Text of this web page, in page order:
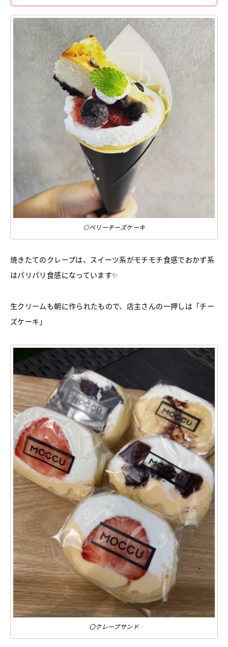
◎ベリーチーズケーキ
焼きたてのクレープは、スイーツ系がモチモチ食感でおかず系
はパリパリ食感になっています✨
生クリームも朝に作られたもので、店主さんの一押しは「チー
ズケーキ」
〇クレープサンド